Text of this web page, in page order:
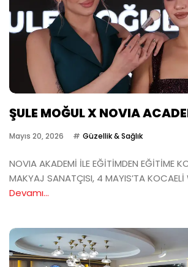
ŞULE MOĞUL X NOVIA
Mayıs 20, 2026 Güzellik & Sağlık
NOVIA AKADEMİ İLE EĞİTİMDEN EĞİTİME
MAKYAJ SANATÇISI, 4 MAYIS’TA
Devamı...